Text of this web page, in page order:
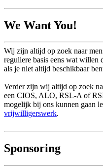
We Want You!
Wij zijn altijd op zoek naar
reguliere basis eens wat
als je niet altijd beschikbaar
Verder zijn wij altijd op zoek
een CIOS, ALO, RSL-A of
mogelijk bij ons kunnen gaan
vrijwilligerswerk.
Sponsoring